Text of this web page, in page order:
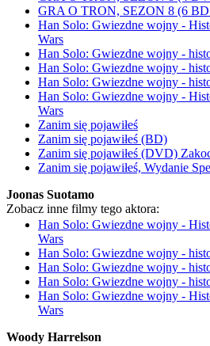
GRA O TRON, SEZON 8 (6
Han Solo: Gwiezdne wojny -
Wars
Han Solo: Gwiezdne wojny -
Han Solo: Gwiezdne wojny -
Han Solo: Gwiezdne wojny -
Han Solo: Gwiezdne wojny -
Wars
Zanim się pojawiłeś
Zanim się pojawiłeś (BD)
Zanim się pojawiłeś (DVD)
Zanim się pojawiłeś, Wydanie
Joonas Suotamo
Zobacz inne filmy tego aktora:
Han Solo: Gwiezdne wojny -
Wars
Han Solo: Gwiezdne wojny -
Han Solo: Gwiezdne wojny -
Han Solo: Gwiezdne wojny -
Han Solo: Gwiezdne wojny -
Wars
Woody Harrelson